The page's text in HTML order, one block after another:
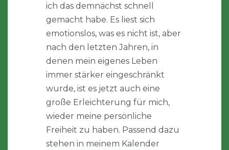
ich das demnächst schnell
gemacht habe. Es liest sich
emotionslos, was es nicht ist, aber
nach den letzten Jahren, in
denen mein eigenes Leben
immer stärker eingeschränkt
wurde, ist es jetzt auch eine
große Erleichterung für mich,
wieder meine persönliche
Freiheit zu haben. Passend dazu
stehen in meinem Kalender